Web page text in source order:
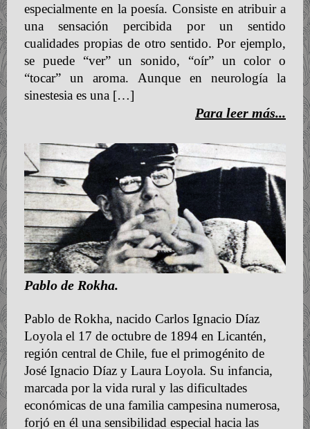
especialmente en la poesía. Consiste en atribuir a
una sensación percibida por un sentido
cualidades propias de otro sentido. Por ejemplo,
se puede “ver” un sonido, “oír” un color o
“tocar” un aroma. Aunque en neurología la
sinestesia es una […]
Para leer más...
Pablo de Rokha.
Pablo de Rokha, nacido Carlos Ignacio Díaz
Loyola el 17 de octubre de 1894 en Licantén,
región central de Chile, fue el primogénito de
José Ignacio Díaz y Laura Loyola. Su infancia,
marcada por la vida rural y las dificultades
económicas de una familia campesina numerosa,
forjó en él una sensibilidad especial hacia las